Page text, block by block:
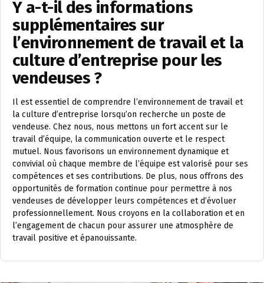
Y a-t-il des informations
supplémentaires sur
l’environnement de travail et la
culture d’entreprise pour les
vendeuses ?
Il est essentiel de comprendre l’environnement de travail et
la culture d’entreprise lorsqu’on recherche un poste de
vendeuse. Chez nous, nous mettons un fort accent sur le
travail d’équipe, la communication ouverte et le respect
mutuel. Nous favorisons un environnement dynamique et
convivial où chaque membre de l’équipe est valorisé pour ses
compétences et ses contributions. De plus, nous offrons des
opportunités de formation continue pour permettre à nos
vendeuses de développer leurs compétences et d’évoluer
professionnellement. Nous croyons en la collaboration et en
l’engagement de chacun pour assurer une atmosphère de
travail positive et épanouissante.